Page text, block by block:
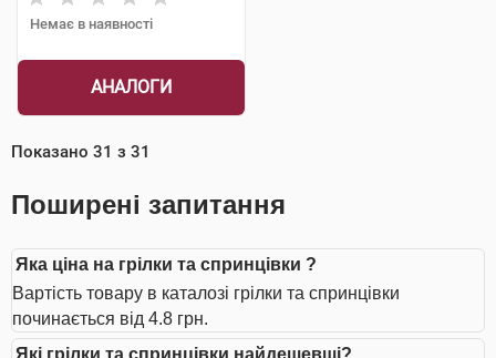
Немає в наявності
АНАЛОГИ
Показано 31 з 31
Поширені запитання
Яка ціна на грілки та спринцівки ?
Вартість товару в каталозі грілки та спринцівки
починається від 4.8 грн.
Які грілки та спринцівки найдешевші?